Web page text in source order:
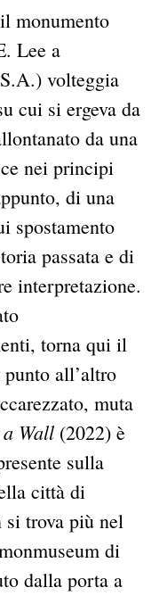
monumento
Lee a
volteggia
cui si ergeva da
da una
nei principi
di una
spostamento
passata e di
interpretazione.
torna qui il
all’altro
muta
Wall (2022) è
sulla
città di
trova più nel
di
dalla porta a